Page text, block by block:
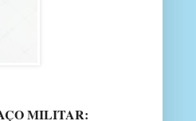
MILITAR: